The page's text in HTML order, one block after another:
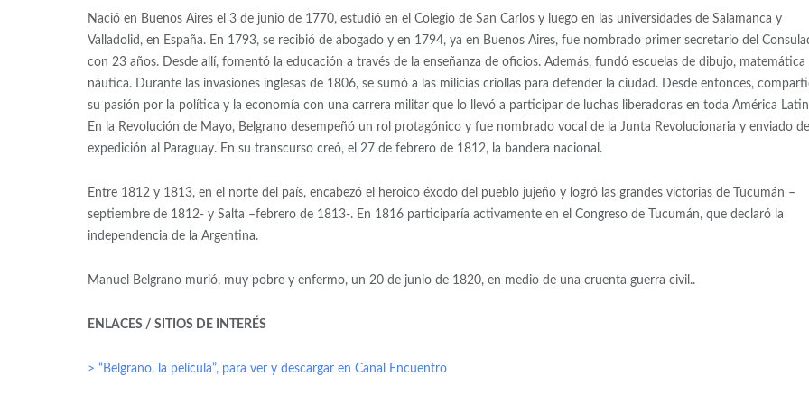
Nació en Buenos Aires el 3 de junio de 1770, estudió en el Colegio de San Carlos y luego en las universidades de Salamanca y
Valladolid, en España. En 1793, se recibió de abogado y en 1794, ya en Buenos Aires, fue nombrado primer secretario del
con 23 años. Desde allí, fomentó la educación a través de la enseñanza de oficios. Además, fundó escuelas de dibujo, matemática
náutica. Durante las invasiones inglesas de 1806, se sumó a las milicias criollas para defender la ciudad. Desde entonces,
su pasión por la política y la economía con una carrera militar que lo llevó a participar de luchas liberadoras en toda América
En la Revolución de Mayo, Belgrano desempeñó un rol protagónico y fue nombrado vocal de la Junta Revolucionaria y enviado de
expedición al Paraguay. En su transcurso creó, el 27 de febrero de 1812, la bandera nacional.
Entre 1812 y 1813, en el norte del país, encabezó el heroico éxodo del pueblo jujeño y logró las grandes victorias de Tucumán –
septiembre de 1812- y Salta –febrero de 1813-. En 1816 participaría activamente en el Congreso de Tucumán, que declaró la
independencia de la Argentina.
Manuel Belgrano murió, muy pobre y enfermo, un 20 de junio de 1820, en medio de una cruenta guerra civil..
ENLACES / SITIOS DE INTERÉS
> “Belgrano, la película”, para ver y descargar en Canal Encuentro